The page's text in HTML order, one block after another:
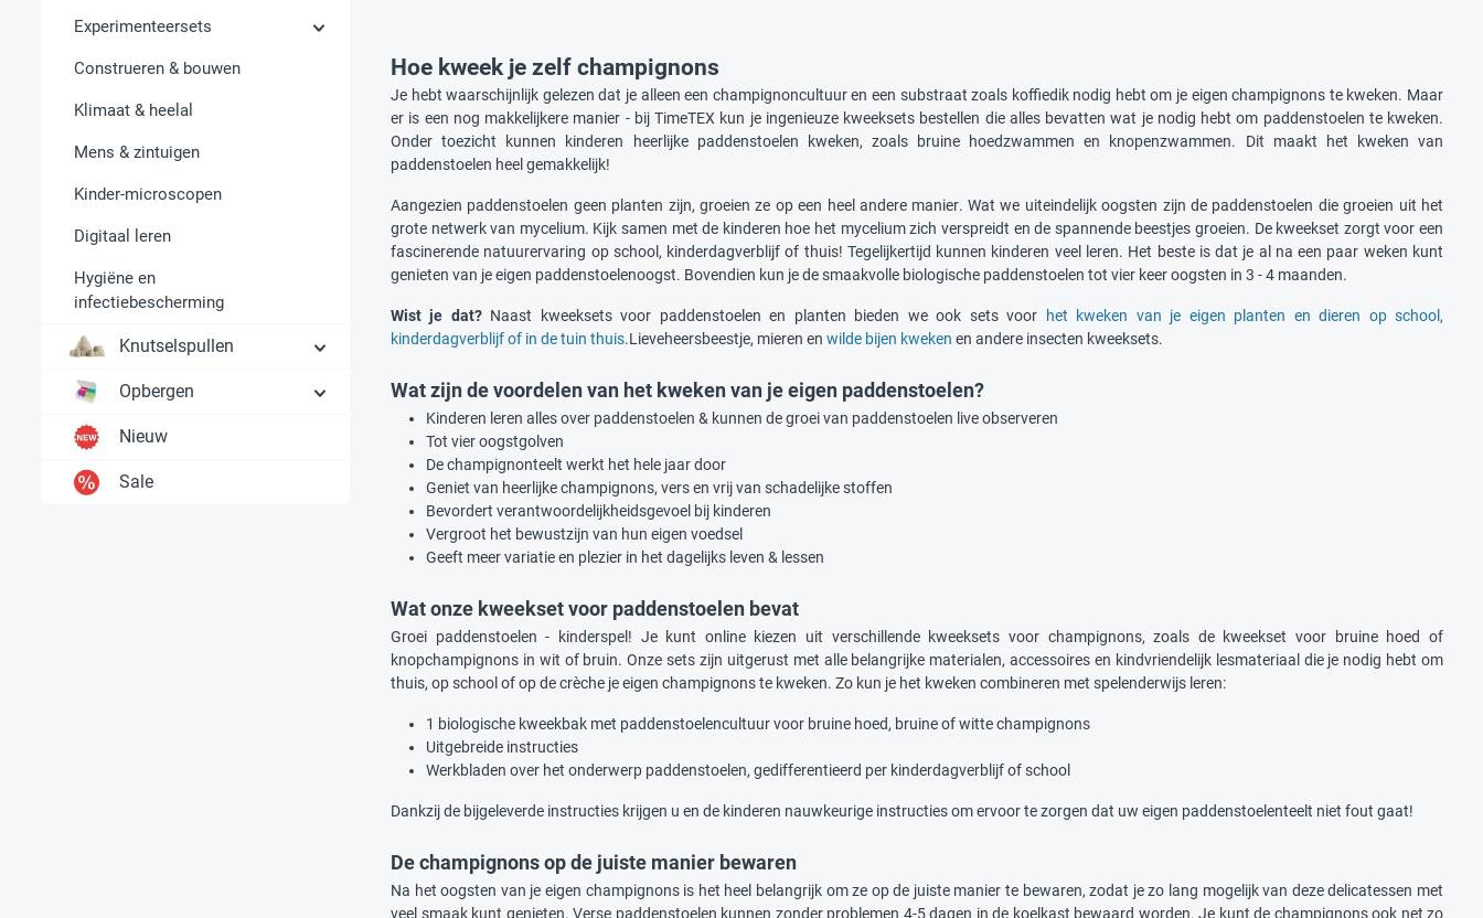
Experimenteersets
Construeren & bouwen
Klimaat & heelal
Mens & zintuigen
Kinder-microscopen
Digitaal leren
Hygiëne en
infectiebescherming
Knutselspullen
Opbergen
Nieuw
Sale
Hoe kweek je zelf champignons
Je hebt waarschijnlijk gelezen dat je alleen een champignoncultuur en een substraat zoals koffiedik nodig hebt om je eigen champignons te kweken. Maar
er is een nog makkelijkere manier - bij TimeTEX kun je ingenieuze kweeksets bestellen die alles bevatten wat je nodig hebt om paddenstoelen te kweken.
Onder toezicht kunnen kinderen heerlijke paddenstoelen kweken, zoals bruine hoedzwammen en knopenzwammen. Dit maakt het kweken van
paddenstoelen heel gemakkelijk!
Aangezien paddenstoelen geen planten zijn, groeien ze op een heel andere manier. Wat we uiteindelijk oogsten zijn de paddenstoelen die groeien uit het
grote netwerk van mycelium. Kijk samen met de kinderen hoe het mycelium zich verspreidt en de spannende beestjes groeien. De kweekset zorgt voor een
fascinerende natuurervaring op school, kinderdagverblijf of thuis! Tegelijkertijd kunnen kinderen veel leren. Het beste is dat je al na een paar weken kunt
genieten van je eigen paddenstoelenoogst. Bovendien kun je de smaakvolle biologische paddenstoelen tot vier keer oogsten in 3 - 4 maanden.
Wist je dat?Naast kweeksets voor paddenstoelen en planten bieden we ook sets voor
het kweken van je eigen planten en dieren op school,
kinderdagverblijf of in de tuin thuis.Lieveheersbeestje, mieren en wilde bijen kweken en andere insecten kweeksets.
Wat zijn de voordelen van het kweken van je eigen paddenstoelen?
Kinderen leren alles over paddenstoelen & kunnen de groei van paddenstoelen live observeren
Tot vier oogstgolven
De champignonteelt werkt het hele jaar door
Geniet van heerlijke champignons, vers en vrij van schadelijke stoffen
Bevordert verantwoordelijkheidsgevoel bij kinderen
Vergroot het bewustzijn van hun eigen voedsel
Geeft meer variatie en plezier in het dagelijks leven & lessen
Wat onze kweekset voor paddenstoelen bevat
Groei paddenstoelen - kinderspel! Je kunt online kiezen uit verschillende kweeksets voor champignons, zoals de kweekset voor bruine hoed of
knopchampignons in wit of bruin. Onze sets zijn uitgerust met alle belangrijke materialen, accessoires en kindvriendelijk lesmateriaal die je nodig hebt om
thuis, op school of op de crèche je eigen champignons te kweken. Zo kun je het kweken combineren met spelenderwijs leren:
1 biologische kweekbak met paddenstoelencultuur voor bruine hoed, bruine of witte champignons
Uitgebreide instructies
Werkbladen over het onderwerp paddenstoelen, gedifferentieerd per kinderdagverblijf of school
Dankzij de bijgeleverde instructies krijgen u en de kinderen nauwkeurige instructies om ervoor te zorgen dat uw eigen paddenstoelenteelt niet fout gaat!
De champignons op de juiste manier bewaren
Na het oogsten van je eigen champignons is het heel belangrijk om ze op de juiste manier te bewaren, zodat je zo lang mogelijk van deze delicatessen met
veel smaak kunt genieten. Verse paddenstoelen kunnen zonder problemen 4-5 dagen in de koelkast bewaard worden. Je kunt de champignons ook net zo